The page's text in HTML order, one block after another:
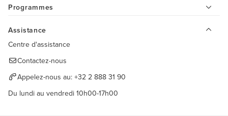
Programmes
Assistance
Centre d'assistance
Contactez-nous
Appelez-nous au: +32 2 888 31 90
Du lundi au vendredi 10h00-17h00